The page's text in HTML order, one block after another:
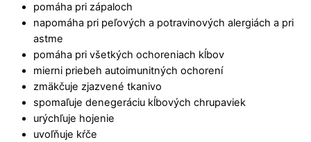
pomáha pri zápaloch
napomáha pri peľových a potravinových alergiách a pri
astme
pomáha pri všetkých ochoreniach kĺbov
mierni priebeh autoimunitných ochorení
zmäkčuje zjazvené tkanivo
spomaľuje denegeráciu kĺbových chrupaviek
urýchľuje hojenie
uvoľňuje kŕče